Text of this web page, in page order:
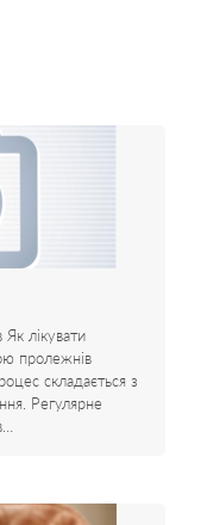
Як лікувати
пролежнів
складається з
Регулярне